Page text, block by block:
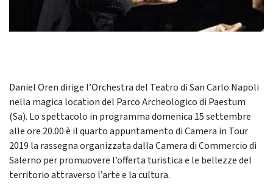
Daniel Oren dirige l’Orchestra del Teatro di San Carlo Napoli
nella magica location del Parco Archeologico di Paestum
(Sa). Lo spettacolo in programma domenica 15 settembre
alle ore 20.00 è il quarto appuntamento di Camera in Tour
2019 la rassegna organizzata dalla Camera di Commercio di
Salerno per promuovere l’offerta turistica e le bellezze del
territorio attraverso l’arte e la cultura.